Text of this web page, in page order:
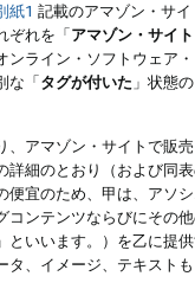
紙1 記載のアマゾン・サ
ぞれを「アマゾン・サイト
ンライン・ソフトウェア
な「タグが付いた 」状態
、アマゾン・サイトで販
詳細のとおり（および同
便宜のため、甲は、アソ
コンテンツならびにその
」といいます。）を乙に提
タ、イメージ、テキス